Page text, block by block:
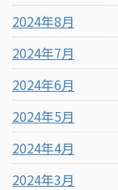
2024年8月
2024年7月
2024年6月
2024年5月
2024年4月
2024年3月